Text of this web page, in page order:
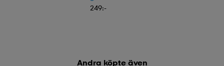
249:-
Andra köpte även